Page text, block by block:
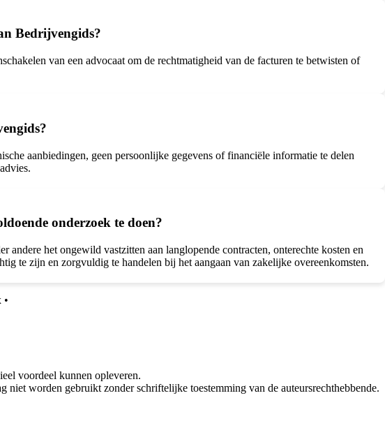
Bedrijvengids?
van een advocaat om de rechtmatigheid van de facturen te betwisten of
aanbiedingen, geen persoonlijke gegevens of financiële informatie te delen
onderzoek te doen?
het ongewild vastzitten aan langlopende contracten, onterechte kosten en
te zijn en zorgvuldig te handelen bij het aangaan van zakelijke overeenkomsten.
•
voordeel kunnen opleveren.
worden gebruikt zonder schriftelijke toestemming van de auteursrechthebbende.